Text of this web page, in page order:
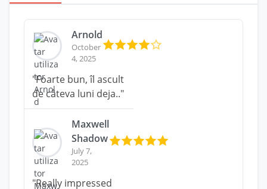
Arnold
October
4, 2025
"Foarte bun, îl ascult
de câteva luni deja.."
Maxwell
Shadow
July 7,
2025
"Really impressed